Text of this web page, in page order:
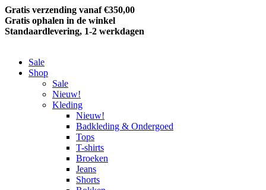
Gratis verzending vanaf €350,00
Gratis ophalen in de winkel
Standaardlevering, 1-2 werkdagen
Sale
Shop
Sale
Nieuw!
Kleding
Nieuw!
Badkleding & Ondergoed
Tops
T-shirts
Broeken
Jeans
Shorts